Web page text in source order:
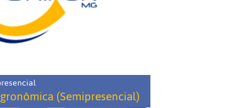
(Semipresencial)